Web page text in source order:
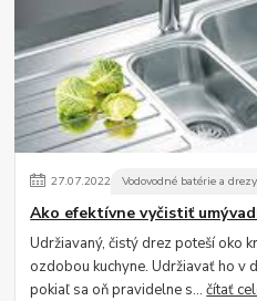
27.07.2022 Vodovodné batérie a drezy
Ako efektívne vyčistiť
Udržiavaný, čistý drez poteší oko
ozdobou kuchyne. Udržiavať ho v
pokiaľ sa oň pravidelne s...čítať